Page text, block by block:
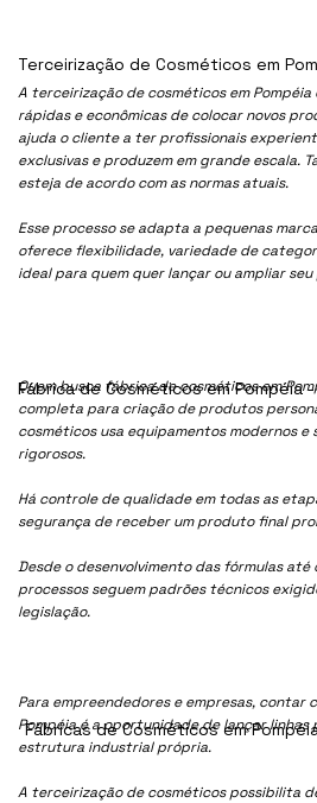
A terceirização de cosméticos em Pompéia
rápidas e econômicas de colocar novos
ajuda o cliente a ter profissionais
exclusivas e produzem em grande escala.
esteja de acordo com as normas atuais.
Esse processo se adapta a pequenas
oferece flexibilidade, variedade de
ideal para quem quer lançar ou ampliar
Quem busca fábrica de cosméticos em
completa para criação de produtos
cosméticos usa equipamentos modernos
rigorosos.
Há controle de qualidade em todas as
segurança de receber um produto final
Desde o desenvolvimento das fórmulas
processos seguem padrões técnicos
legislação.
Para empreendedores e empresas, contar
Pompéia é a oportunidade de lançar linhas
estrutura industrial própria.
A terceirização de cosméticos possibilita
Fábrica de Cosméticos em Pompéia -
Terceirização de Cosméticos em
Fábricas de Cosméticos em